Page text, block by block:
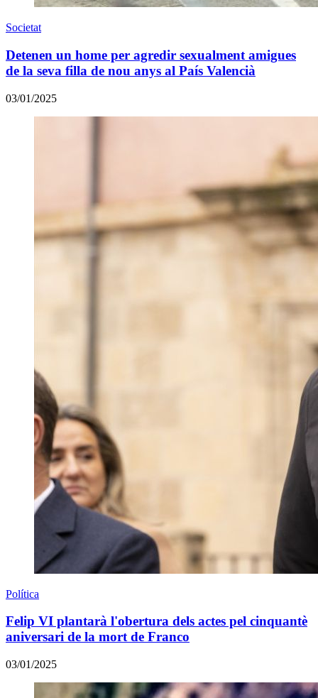
Societat
Detenen un home per agredir sexualment amigues
de la seva filla de nou anys al País Valencià
03/01/2025
Política
Felip VI plantarà l'obertura dels actes pel cinquantè
aniversari de la mort de Franco
03/01/2025